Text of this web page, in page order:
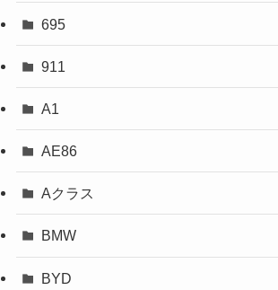
695
911
A1
AE86
Aクラス
BMW
BYD